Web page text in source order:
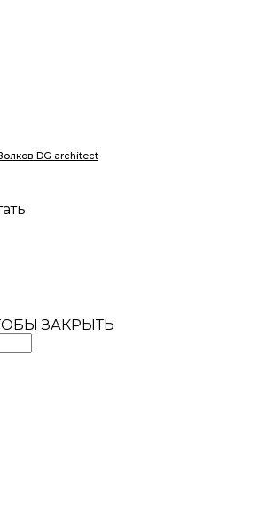
DG architect
ЗАКРЫТЬ